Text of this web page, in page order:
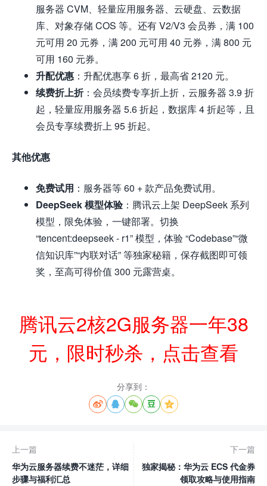
服务器 CVM、轻量应用服务器、云硬盘、云数据
库、对象存储 COS 等。还有 V2/V3 会员券，满 100
元可用 20 元券，满 200 元可用 40 元券，满 800 元
可用 160 元券。
升配优惠 ：升配优惠享 6 折，最高省 2120 元。
续费折上折：会员续费专享折上折，云服务器 3.9 折
起，轻量应用服务器 5.6 折起，数据库 4 折起等，且
会员专享续费折上 95 折起。
其他优惠
免费试用 ：服务器等 60 + 款产品免费试用。
DeepSeek 模型体验：腾讯云上架 DeepSeek 系列
模型，限免体验，一键部署。切换
“tencent:deepseek - r1” 模型，体验 “Codebase”“微
信知识库”“内联对话” 等独家秘籍，保存截图即可领
奖，至高可得价值 300 元露营桌。
腾讯云2核2G服务器一年38
元，限时秒杀，点击查看
分享到：
    
上一篇
华为云服务器续费不迷茫，详细
步骤与福利汇总
下一篇
独家揭秘：华为云 ECS 代金券
领取攻略与使用指南